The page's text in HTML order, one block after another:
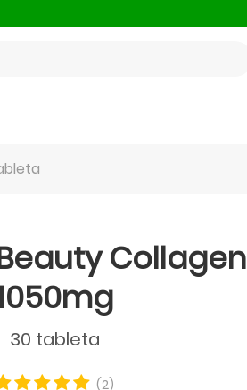
Collagen
30 tableta
(2)